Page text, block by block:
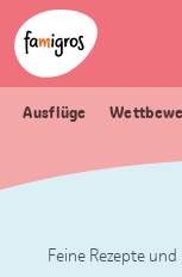
Sprungmarken
Navigation
Header
Logo
Ausflüge
Feine Rezepte